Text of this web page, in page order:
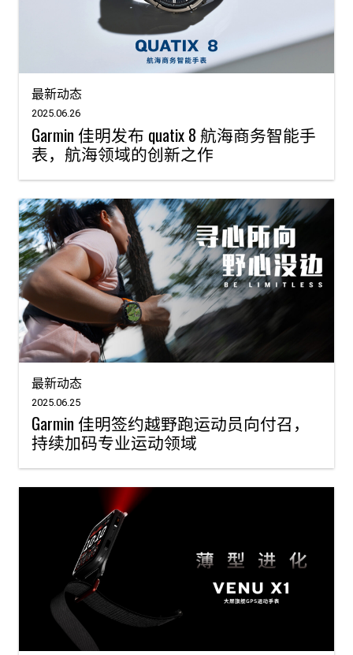
最新动态
2025.06.26
Garmin 佳明发布 quatix 8 航海商务智能手
表，航海领域的创新之作
最新动态
2025.06.25
Garmin 佳明签约越野跑运动员向付召，
持续加码专业运动领域